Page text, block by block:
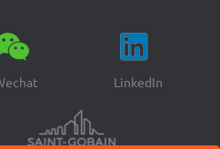
LinkedIn